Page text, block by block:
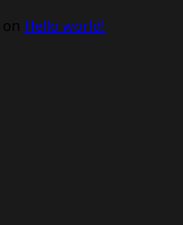
on Hello world!